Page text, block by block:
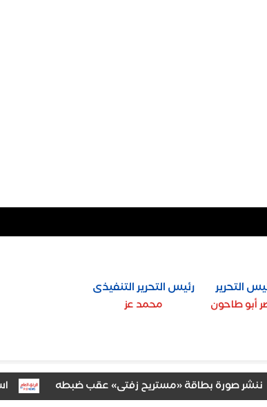
التحرير
أبو طاحون
رئيس التحرير التنفيذى
محمد عز
بطاقة «مستريح زفتى» عقب ضبطه استجواب